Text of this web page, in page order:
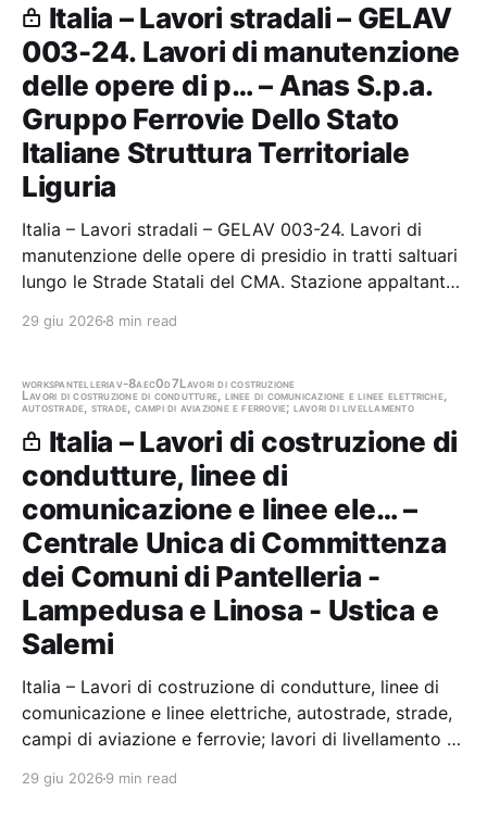
Italia – Lavori stradali – GELAV
003-24. Lavori di manutenzione
delle opere di p… – Anas S.p.a.
Gruppo Ferrovie Dello Stato
Italiane Struttura Territoriale
Liguria
Italia – Lavori stradali – GELAV 003-24. Lavori di
manutenzione delle opere di presidio in tratti saltuari
lungo le Strade Statali del CMA. Stazione appaltante:
Struttura Territoriale Liguria Gara aggiudicata
29 giu 2026 8 min read
workspantelleriav-8aec0d7Lavori di costruzione
Lavori di costruzione di condutture, linee di comunicazione e linee elettriche,
autostrade, strade, campi di aviazione e ferrovie; lavori di livellamento
Italia – Lavori di costruzione di
condutture, linee di
comunicazione e linee ele… –
Centrale Unica di Committenza
dei Comuni di Pantelleria -
Lampedusa e Linosa - Ustica e
Salemi
Italia – Lavori di costruzione di condutture, linee di
comunicazione e linee elettriche, autostrade, strade,
campi di aviazione e ferrovie; lavori di livellamento –
integrato per la redazione del progetto esecutivo e la
29 giu 2026 9 min read